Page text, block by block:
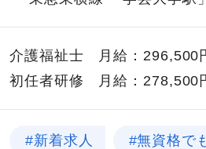
介護福祉士 月給：296,500
初任者研修 月給：278,500
#新着求人 #無資格で